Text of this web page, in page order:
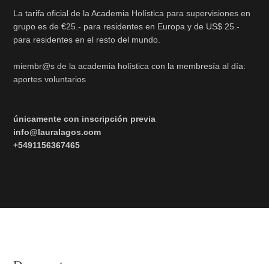
La tarifa oficial de la Academia Holística para supervisiones en
grupo es de €25.- para residentes en Europa y de US$ 25.-
para residentes en el resto del mundo.
miembr@s de la academia holística con la membresía al día:
aportes voluntarios
únicamente con inscripción previa
info@lauralagos.com
+5491156367465